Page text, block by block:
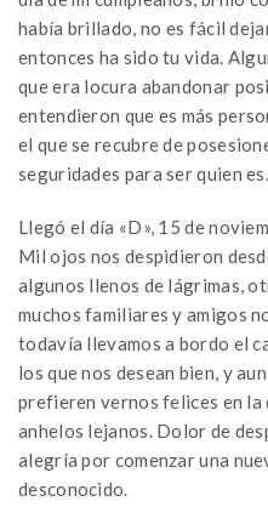
había brillado, no es fácil
entonces ha sido tu vida.
que era locura abandonar
entendieron que es más
el que se recubre de
seguridades para ser quien es.
Llegó el día «D», 15 de
Mil ojos nos despidieron
algunos llenos de lágrimas,
muchos familiares y amigos
todavía llevamos a bordo el
los que nos desean bien, y
prefieren vernos felices en la
anhelos lejanos. Dolor de
alegría por comenzar una
desconocido.